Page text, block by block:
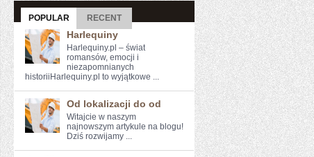
POPULAR RECENT
Harlequiny
Harlequiny.pl – świat
romansów, emocji i
niezapomnianych
historiiHarlequiny.pl to wyjątkowe ...
Od lokalizacji do od
Witajcie w⁢ naszym
najnowszym artykule na blogu!
Dziś‍ rozwijamy ...